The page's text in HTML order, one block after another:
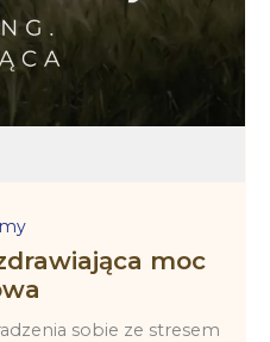
moc
sobie ze stresem